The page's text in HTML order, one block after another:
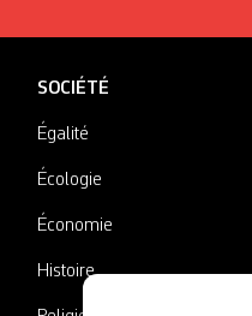
SOCIÉTÉ
Égalité
Écologie
Économie
Histoire